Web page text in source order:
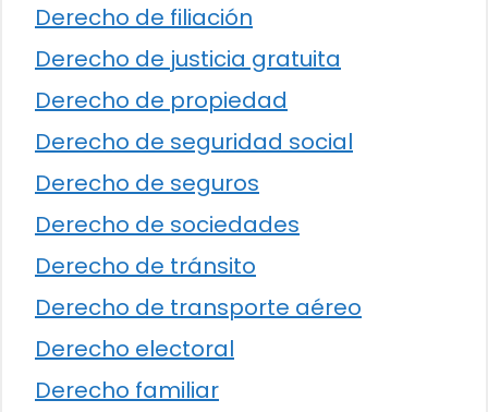
Derecho de filiación
Derecho de justicia gratuita
Derecho de propiedad
Derecho de seguridad social
Derecho de seguros
Derecho de sociedades
Derecho de tránsito
Derecho de transporte aéreo
Derecho electoral
Derecho familiar